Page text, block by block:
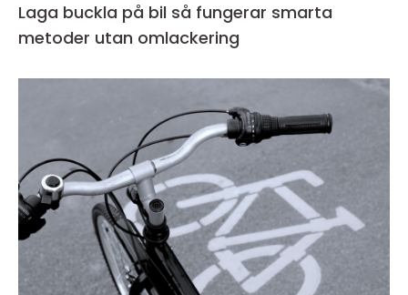
Laga buckla på bil så fungerar smarta
metoder utan omlackering